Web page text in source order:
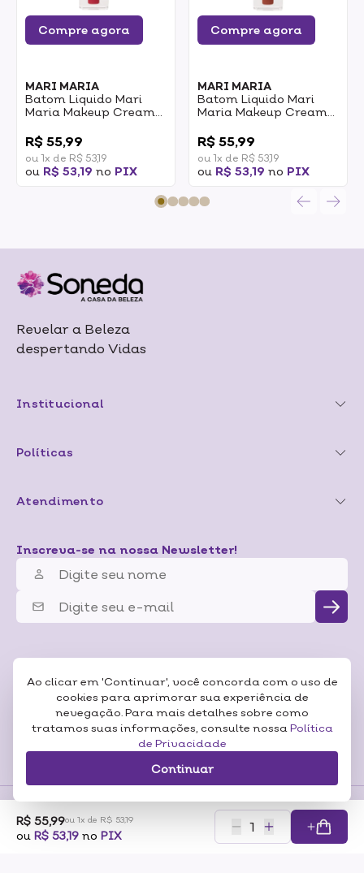
Ao clicar em 'Continuar', você concorda com o uso de
cookies para aprimorar sua experiência de
nevegação. Para mais detalhes sobre como
tratamos suas informações, consulte nossa Política
de Privacidade
Continuar
R$ 55,99ou 1x de R$ 53,19
ou R$ 53,19 no PIX
Compre agora
MARI MARIA
Batom Liquido Mari
Maria Makeup Creamy
4ml
R$ 55,99
ou 1x de R$ 53,19
ou R$ 53,19 no PIX
Compre agora
MARI MARIA
Batom Liquido Mari
Maria Makeup Creamy
4ml
R$ 55,99
ou 1x de R$ 53,19
ou R$ 53,19 no PIX
Revelar a Beleza
despertando Vidas
Institucional
Políticas
Atendimento
Inscreva-se na nossa Newsletter!
Certificados